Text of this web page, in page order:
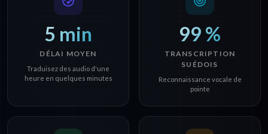
5 min
DÉLAI MOYEN
Traduisez des audio d'une
heure en quelques minutes
99 %
TRANSCRIPTION
SUÉDOIS
Reconnaissance vocale de
pointe